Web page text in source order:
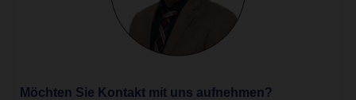
Möchten Sie Kontakt mit uns aufnehmen?